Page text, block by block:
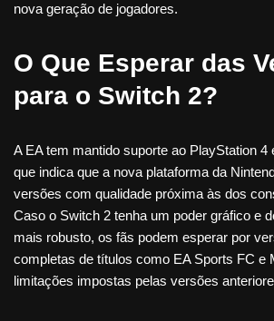
nova geração de jogadores.
O Que Esperar das
para o Switch 2?
A EA tem mantido suporte ao PlayStation 4
que indica que a nova plataforma da
versões com qualidade próxima às dos
Caso o Switch 2 tenha um poder gráfico e
mais robusto, os fãs podem esperar por
completas de títulos como EA Sports FC e
limitações impostas pelas versões